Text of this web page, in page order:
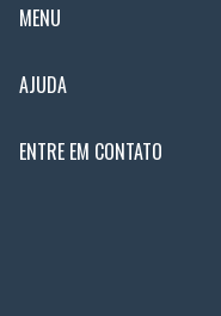
MENU
AJUDA
ENTRE EM CONTATO